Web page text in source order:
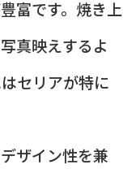
富です。焼き上
真映えするよ
セリアが特に
ザイン性を兼